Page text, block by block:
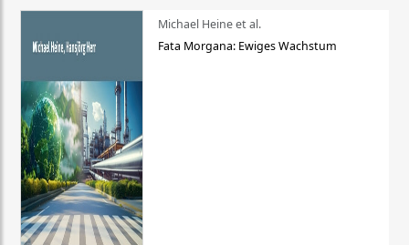
Michael Heine et al.
Fata Morgana: Ewiges Wachstum